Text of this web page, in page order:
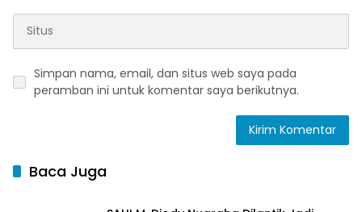
Simpan nama, email, dan situs web saya pada
peramban ini untuk komentar saya berikutnya.
Baca Juga